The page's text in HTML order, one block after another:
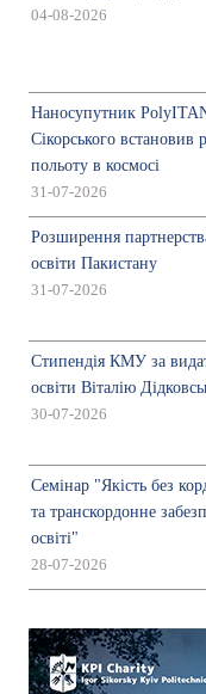
04-08-2026
Наносупутник
Сікорського встановив
польоту в космосі
31-07-2026
Розширення
освіти Пакистану
31-07-2026
Стипендія КМУ за
освіти Віталію
30-07-2026
Семінар "Якість без
та транскордонне
освіті"
28-07-2026